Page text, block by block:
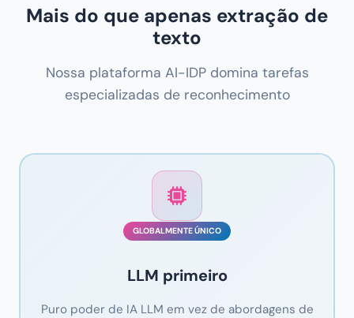
Mais do que apenas extração de
texto
Nossa plataforma AI-IDP domina tarefas
especializadas de reconhecimento
GLOBALMENTE ÚNICO
LLM primeiro
Puro poder de IA LLM em vez de abordagens de